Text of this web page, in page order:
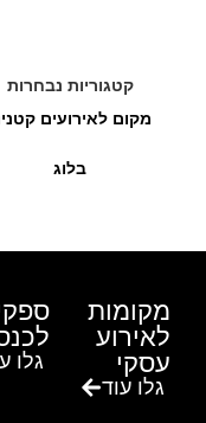
קטגוריות נבחרות
מקום לאירועים
בלוג
מקומות
לאירוע
עסקי
גלו עוד
גלו